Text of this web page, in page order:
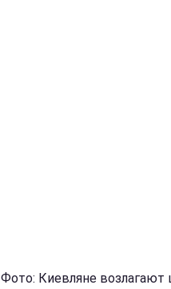
Фото: Киевляне возлагают